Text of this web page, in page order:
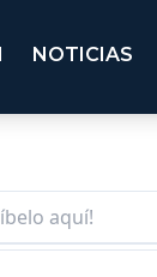
NOTICIAS